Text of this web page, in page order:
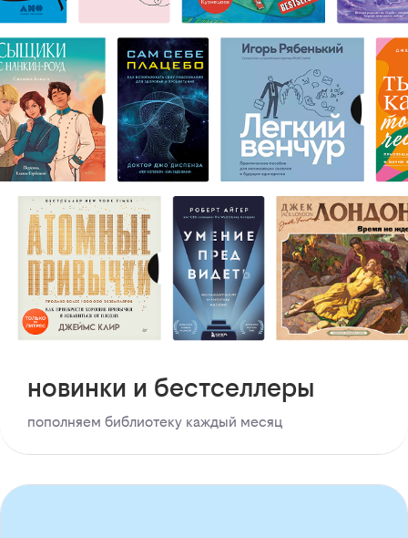
новинки и бестселлеры
пополняем библиотеку каждый месяц